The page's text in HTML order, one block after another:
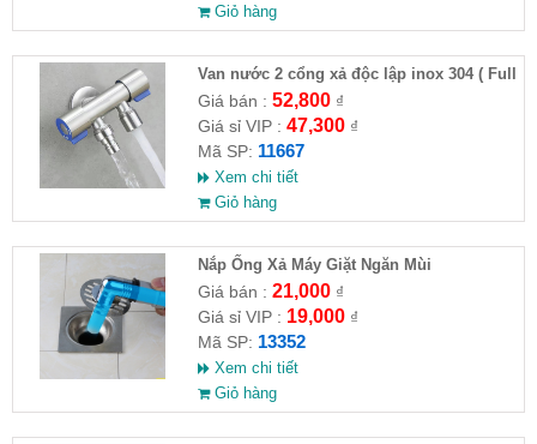
Giỏ hàng
Van nước 2 cổng xả độc lập inox 304 ( Full
VAT )
Giá bán : 52,800₫
Giá sỉ VIP : 47,300₫
Mã SP: 11667
Xem chi tiết
Giỏ hàng
Nắp Ống Xả Máy Giặt Ngăn Mùi
Giá bán : 21,000₫
Giá sỉ VIP : 19,000₫
Mã SP: 13352
Xem chi tiết
Giỏ hàng